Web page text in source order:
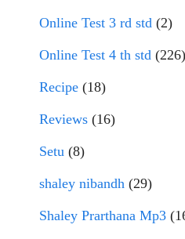
Online Test 3 rd std (2)
Online Test 4 th std (226)
Recipe (18)
Reviews (16)
Setu (8)
shaley nibandh (29)
Shaley Prarthana Mp3